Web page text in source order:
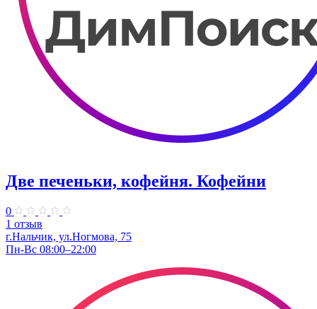
Две печеньки, кофейня. Кофейни
0
1 отзыв
г.Нальчик, ул.Ногмова, 75
Пн-Вс 08:00–22:00